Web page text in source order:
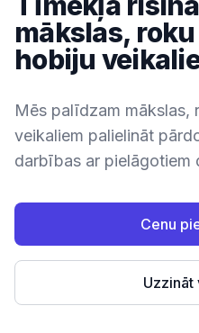
mākslas,
hobiju
Mēs palīdzam mākslas,
veikaliem palielināt
darbības ar pielāgotiem
Cenu
Uzzināt